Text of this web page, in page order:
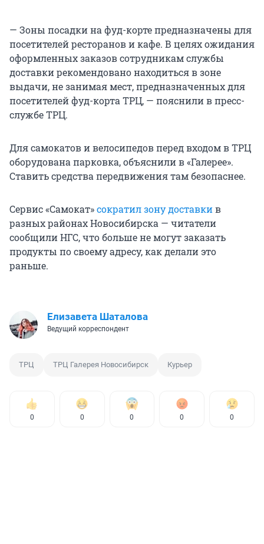
— Зоны посадки на фуд-корте предназначены для
посетителей ресторанов и кафе. В целях ожидания
оформленных заказов сотрудникам службы
доставки рекомендовано находиться в зоне
выдачи, не занимая мест, предназначенных для
посетителей фуд-корта ТРЦ, — пояснили в пресс-
службе ТРЦ.
Для самокатов и велосипедов перед входом в ТРЦ
оборудована парковка, объяснили в «Галерее».
Ставить средства передвижения там безопаснее.
Сервис «Самокат»сократил зону доставкив
разных районах Новосибирска — читатели
сообщили НГС, что больше не могут заказать
продукты по своему адресу, как делали это
раньше.
Елизавета Шаталова
Ведущий корреспондент
ТРЦ ТРЦ Галерея Новосибирск Курьер
0 0 0 0 0